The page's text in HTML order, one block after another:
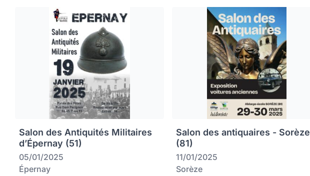
Salon des Antiquités Militaires
d’Épernay (51)
05/01/2025
Épernay
Salon des antiquaires - Sorèze
(81)
11/01/2025
Sorèze